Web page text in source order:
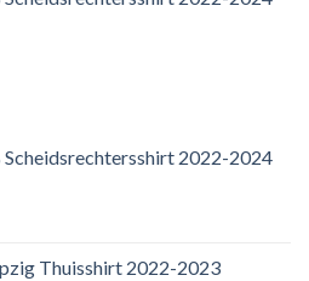
2022-2024
Thuisshirt 2022-2023